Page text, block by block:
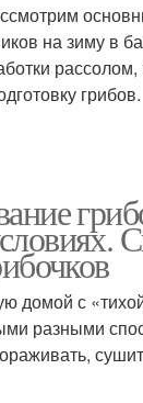
на зиму в
рассолом,
грибов.
домой с
разными